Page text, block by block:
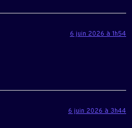
6 juin 2026 à 1h54
6 juin 2026 à 3h44